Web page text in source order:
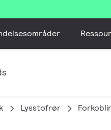
Lysstofrør